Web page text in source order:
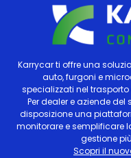
Karrycar ti offre una
auto, furgoni e
specializzati nel
Per dealer e aziende
disposizione una
monitorare e semplificare
gestione
Scopri il